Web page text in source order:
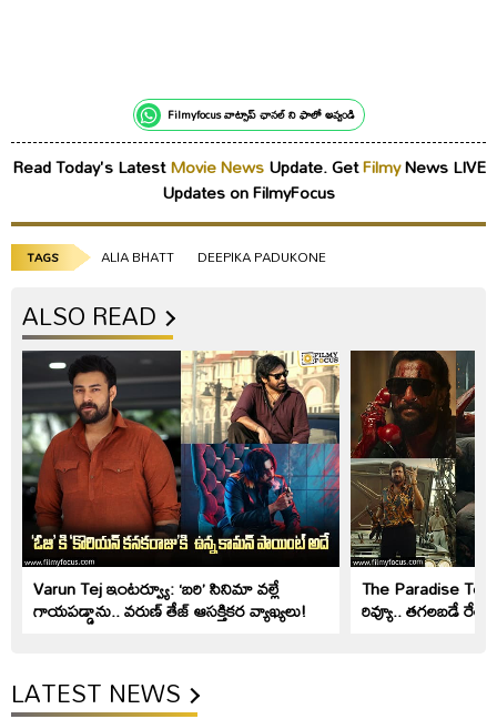
Filmyfocus వాట్సాప్ ఛానల్ ని ఫాలో అవ్వండి
Read Today's LatestMovie NewsUpdate. GetFilmyNews LIVE
Updates on FilmyFocus
TAGS ALIA BHATT DEEPIKA PADUKONE
ALSO READ
Varun Tej ఇంటర్వ్యూ: ‘బరి’ సినిమా వల్లే
గాయపడ్డాను.. వరుణ్ తేజ్ ఆసక్తికర వ్యాఖ్యలు!
The Paradise
రివ్యూ.. తగలబడే
LATEST NEWS